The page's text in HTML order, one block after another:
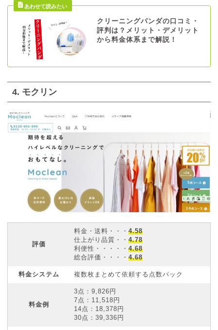
クリーニングパンダの口コミ・
評判は？メリット・デメリット
から料金体系まで解説！
4. モクリン
評価
料金・送料・・・ 4.58
仕上がり品質・・ 4.78
利便性・・・・・ 4.68
総合評価・・・・ 4.68
料金システム 複数枚まとめて依頼する点数パック
料金例
3点：9,826円
7点：11,518円
14点：18,378円
30点：39,336円